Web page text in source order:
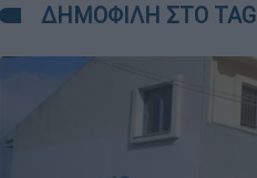
ΔΗΜΟΦΙΛΗ ΣΤΟ TAG